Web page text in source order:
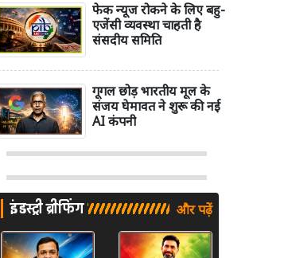
फेक न्यूज रोकने के लिए बहु-
एजेंसी व्यवस्था चाहती है
संसदीय समिति
गूगल छोड़ भारतीय मूल के
संजय घेमावत ने शुरू की नई
AI कंपनी
इंडस्ट्री ब्रीफिंग और पढ़ें